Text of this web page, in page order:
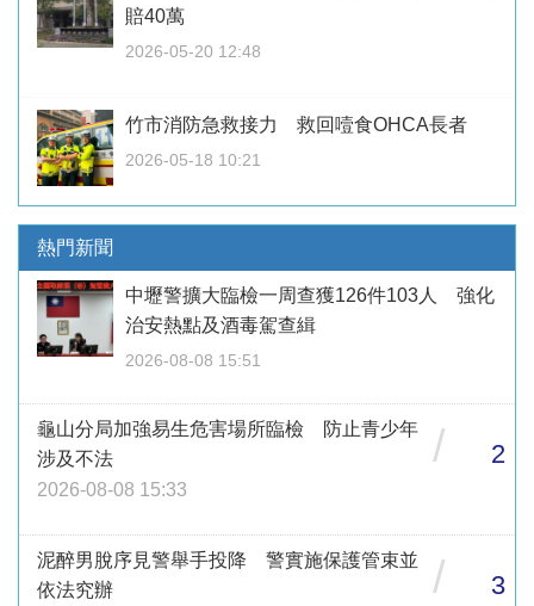
賠40萬
2026-05-20 12:48
竹市消防急救接力 救回噎食OHCA長者
2026-05-18 10:21
熱門新聞
中壢警擴大臨檢一周查獲126件103人 強化
治安熱點及酒毒駕查緝
2026-08-08 15:51
龜山分局加強易生危害場所臨檢 防止青少年
涉及不法
2026-08-08 15:33
/ 2
泥醉男脫序見警舉手投降 警實施保護管束並
依法究辦
/ 3